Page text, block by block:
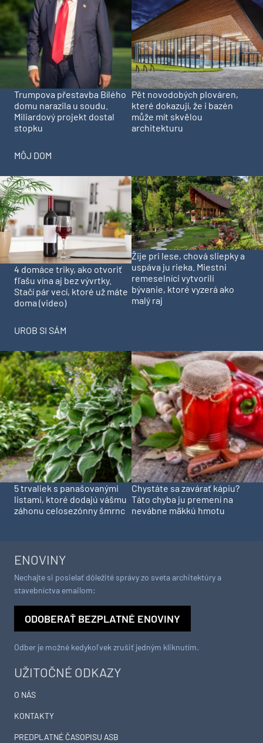
Trumpova přestavba Bílého
domu narazila u soudu.
Miliardový projekt dostal
stopku
Pět novodobých plováren,
které dokazují, že i bazén
může mít skvělou
architekturu
MÔJ DOM
4 domáce triky, ako otvoriť
fľašu vína aj bez vývrtky.
Stačí pár vecí, ktoré už máte
doma (video)
Žije pri lese, chová sliepky a
uspáva ju rieka. Miestni
remeselníci vytvorili
bývanie, ktoré vyzerá ako
malý raj
UROB SI SÁM
5 trvaliek s panašovanými
listami, ktoré dodajú vášmu
záhonu celosezónny šmrnc
Chystáte sa zavárať kápiu?
Táto chyba ju premení na
nevábne mäkkú hmotu
UŽITOČNÉ ODKAZY
O NÁS
KONTAKTY
PREDPLATNÉ ČASOPISU ASB
ENOVINY
Nechajte si posielať dôležité správy zo sveta architektúry a
stavebníctva emailom:
ODOBERAŤ BEZPLATNÉ ENOVINY
Odber je možné kedykoľvek zrušiť jedným kliknutím.